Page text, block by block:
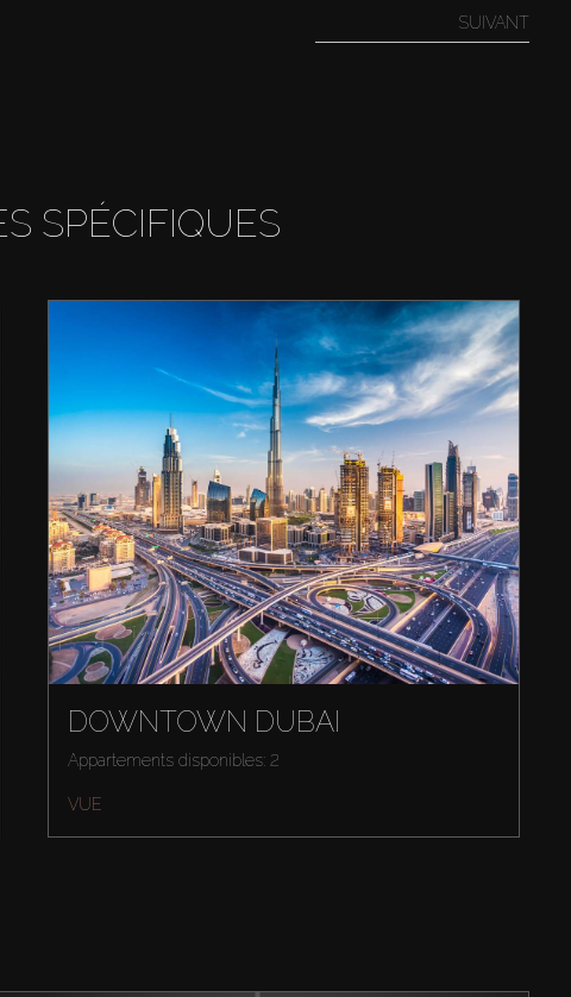
SUIVANT
SPÉCIFIQUES
DOWNTOWN DUBAI
Appartements disponibles: 2
VUE